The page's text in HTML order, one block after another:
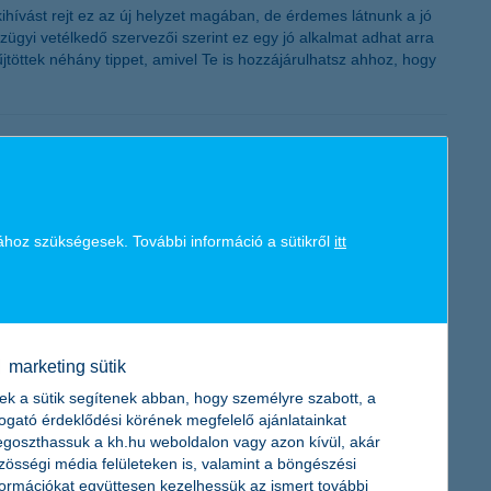
rejt ez az új helyzet magában, de érdemes látnunk a jó
vetélkedő szervezői szerint ez egy jó alkalmat adhat arra
néhány tippet, amivel Te is hozzájárulhatsz ahhoz, hogy
kell alapszinten elsajátítani hozzá, de a most befektetett idő,
indítási kisokost, így segítve a cégeknek, hogy mi
havi díjat. A döntés a 2017-ben és a 2018-ban utalt,
szükségesek. További információ a sütikről itt
marketing sütik
a sütik segítenek abban, hogy személyre szabott, a
érdeklődési körének megfelelő ajánlatainkat
a kh.hu weboldalon vagy azon kívül, akár
média felületeken is, valamint a böngészési
együttesen kezelhessük az ismert további